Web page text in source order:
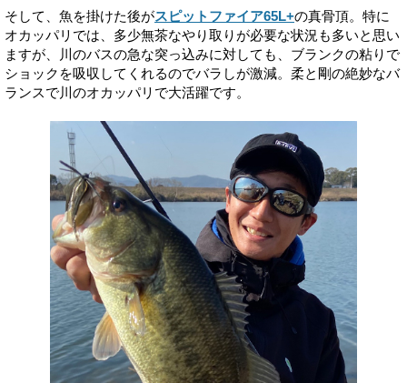
そして、魚を掛けた後がスピットファイア65L+の真骨頂。特に
オカッパリでは、多少無茶なやり取りが必要な状況も多いと思い
ますが、川のバスの急な突っ込みに対しても、ブランクの粘りで
ショックを吸収してくれるのでバラしが激減。柔と剛の絶妙なバ
ランスで川のオカッパリで大活躍です。